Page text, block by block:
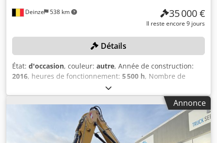
Deinze 538 km 35 000 €
Il reste encore 9 jours
Détails
État: d'occasion, couleur: autre, Année de construction:
2016, heures de fonctionnement: 5 500 h, Nombre de
cylindres : 4 Poids à vide : 15 320 kg Largeur : 255 cm
Système de changement rapide : oui Numéro de série :
CF4A00262 Certificat d’immatriculation, parties 1 et 2 : oui
Dedpfx Aozrv Urel Aekr Date de la première
immatriculation : 03.03.2025 Heures de fonctionnement :
5 500 heures Moteur : Caterpillar C4,4 Nombre de
Annonce